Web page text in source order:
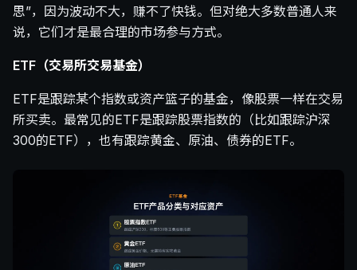
思”，因为波动不大，赚不了快钱。但对绝大多数普通人来
说，它们才是最合理的市场参与方式。
ETF（交易所交易基金）
ETF是跟踪某个指数或资产篮子的基金，像股票一样在交易
所买卖。最常见的ETF是跟踪股票指数的（比如跟踪沪深
300的ETF），也有跟踪黄金、原油、债券的ETF。